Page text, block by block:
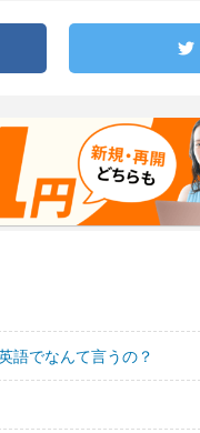
語でなんて言うの？